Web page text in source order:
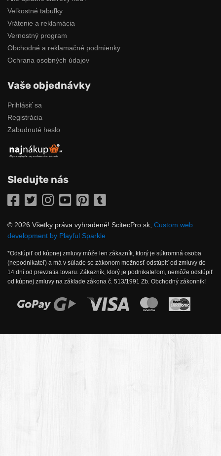
Veľkostné tabuľky
Vrátenie a reklamácia
Vernostný program
Obchodné a reklamačné podmienky
Ochrana osobných údajov
Vaše objednávky
Prihlásiť sa
Registrácia
Zabudnuté heslo
Sledujte nás
Facebook
TwitterInstagramYouTubePinterest
© 2026 Všetky práva vyhradené! ScitecPro.sk, Custom web
development by Playful Sparkle
*Odstúpiť od kúpnej zmluvy môže len zákazník, ktorý je súkromná osoba
(nepodnikateľ) a má v súlade so zákonom možnosť odstúpiť od zmluvy do
14 dní od prevzatia tovaru. Zákazník, ktorý je podnikateľom, nemôže odstúpiť
od kúpnej zmluvy na základe zákona č. 513/1991 Zb. Obchodný zákonník!
Možnosti online platby